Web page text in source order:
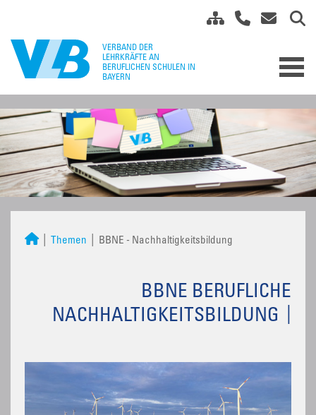
Themen BBNE - Nachhaltigkeitsbildung
BBNE BERUFLICHE
NACHHALTIGKEITSBILDUNG